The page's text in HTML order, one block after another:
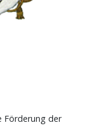
Förderung der